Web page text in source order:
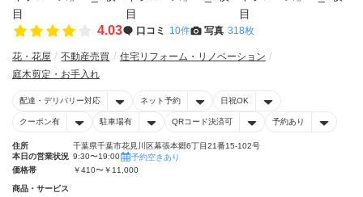
4.03 口コミ 10件 写真 318枚
花・花屋 不動産売買
住宅リフォーム・リノベーション
庭木剪定・お手入れ
配達・デリバリー対応 ネット予約 日祝OK
クーポン有 駐車場有 QRコード決済可 予約あり
住所
千葉県千葉市花見川区幕張本郷6丁目21番15-102号
本日の営業状況 9:30〜19:00
予約空きあり
価格帯
￥410〜￥11,000
商品・サービス